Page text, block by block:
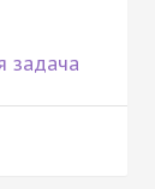
задача